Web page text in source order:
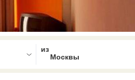
, press Down to open the menu,